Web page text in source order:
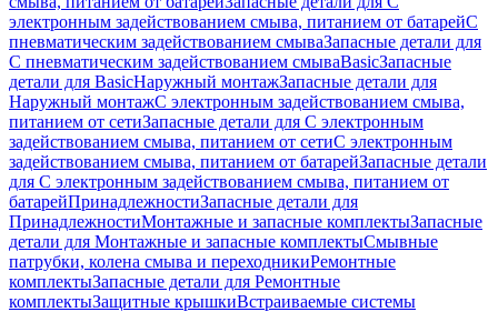
электронным задействованием смыва, питанием от батарейС
пневматическим задействованием смываЗапасные детали для
С пневматическим задействованием смываBasicЗапасные
детали для BasicНаружный монтажЗапасные детали для
Наружный монтажС электронным задействованием смыва,
питанием от сетиЗапасные детали для С электронным
задействованием смыва, питанием от сетиС электронным
задействованием смыва, питанием от батарейЗапасные детали
для С электронным задействованием смыва, питанием от
батарейПринадлежностиЗапасные детали для
ПринадлежностиМонтажные и запасные комплектыЗапасные
детали для Монтажные и запасные комплектыСмывные
патрубки, колена смыва и переходникиРемонтные
комплектыЗапасные детали для Ремонтные
комплектыЗащитные крышкиВстраиваемые системы